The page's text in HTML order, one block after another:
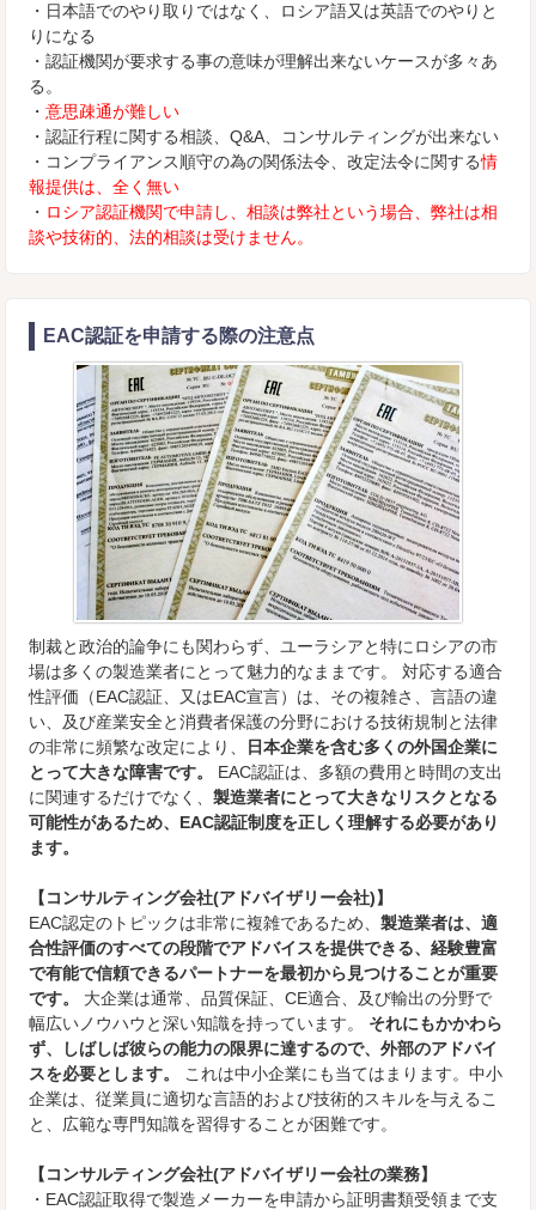
・日本語でのやり取りではなく、ロシア語又は英語でのやりと
りになる
・認証機関が要求する事の意味が理解出来ないケースが多々あ
る。
・意思疎通が難しい
・認証行程に関する相談、Q&A、コンサルティングが出来ない
・コンプライアンス順守の為の関係法令、改定法令に関する情
報提供は、全く無い
・ ロシア認証機関で申請し、相談は弊社という場合、弊社は相
談や技術的、法的相談は受けません。
EAC認証を申請する際の注意点
制裁と政治的論争にも関わらず、ユーラシアと特にロシアの市
場は多くの製造業者にとって魅力的なままです。 対応する適合
性評価（EAC認証、又はEAC宣言）は、その複雑さ、言語の違
い、及び産業安全と消費者保護の分野における技術規制と法律
の非常に頻繁な改定により、
日本企業を含む多くの外国企業に
とって大きな障害です。
EAC認証は、多額の費用と時間の支出
に関連するだけでなく、製造業者にとって大きなリスクとなる
可能性があるため、EAC認証制度を正しく理解する必要があり
ます。
【コンサルティング会社(アドバイザリー会社)】
EAC認定のトピックは非常に複雑であるため、製造業者は、適
合性評価のすべての段階でアドバイスを提供できる、経験豊富
で有能で信頼できるパートナーを最初から見つけることが重要
です。
大企業は通常、品質保証、CE適合、及び輸出の分野で
幅広いノウハウと深い知識を持っています。 それにもかかわら
ず、しばしば彼らの能力の限界に達するので、外部のアドバイ
スを必要とします。
これは中小企業にも当てはまります。中小
企業は、従業員に適切な言語的および技術的スキルを与えるこ
と、広範な専門知識を習得することが困難です。
【コンサルティング会社(アドバイザリー会社の業務】
・EAC認証取得で製造メーカーを申請から証明書類受領まで支